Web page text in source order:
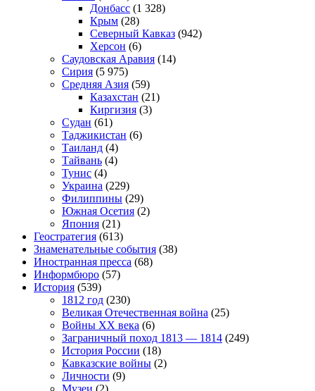
Донбасс (1 328)
Крым (28)
Северный Кавказ (942)
Херсон (6)
Саудовская Аравия (14)
Сирия (5 975)
Средняя Азия (59)
Казахстан (21)
Киргизия (3)
Судан (61)
Таджикистан (6)
Таиланд (4)
Тайвань (4)
Тунис (4)
Украина (229)
Филиппины (29)
Южная Осетия (2)
Япония (21)
Геостратегия (613)
Знаменательные события (38)
Иностранная пресса (68)
Информбюро (57)
История (539)
1812 год (230)
Великая Отечественная война (25)
Войны XX века (6)
Заграничный поход 1813 — 1814 (249)
История России (18)
Кавказские войны (2)
Личности (9)